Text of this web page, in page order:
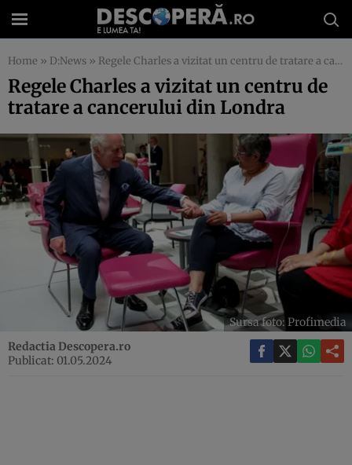
Home » D:News » Regele Charles a vizitat un centru de tratare a cancerului din Londra
Regele Charles a vizitat un centru de
tratare a cancerului din Londra
Sursa foto: Profimedia
Redactia Descopera.ro
Publicat: 01.05.2024